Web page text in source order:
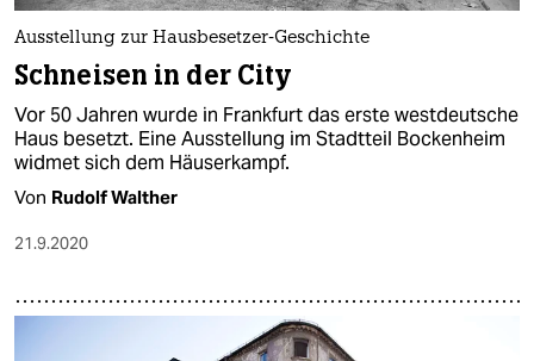
Ausstellung zur Hausbesetzer-Geschichte
Schneisen in der City
Vor 50 Jahren wurde in Frankfurt das erste westdeutsche
Haus besetzt. Eine Ausstellung im Stadtteil Bockenheim
widmet sich dem Häuserkampf.
Von Rudolf Walther
21.9.2020